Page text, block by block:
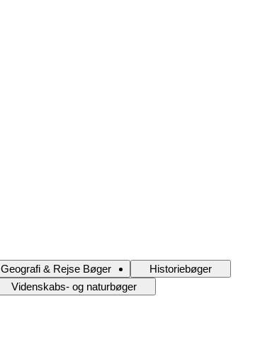
Geografi & Rejse Bøger
Historiebøger
Videnskabs- og naturbøger